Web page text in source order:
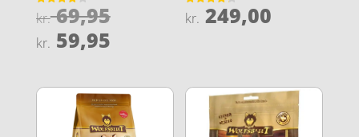
Vurderet
3.8
kr.69,95Den
oprindelige
kr. 69,95.
kr. 59,95Den
pris
er:
kr. 59,95.
Vurderet
4.2
kr. 249,00